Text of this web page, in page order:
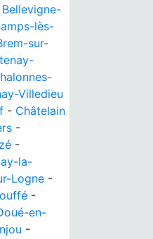
Bellevigne-
lès-
sur-
Villedieu
- Châtelain
-
-
la-
Logne -
-
en-
-